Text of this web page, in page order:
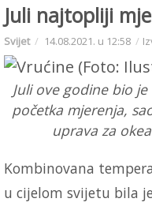
Juli najtopliji
Svijet 14.08.2021. u 12:58
Juli ove godine bio
početka mjerenja,
uprava za
Kombinovana
u cijelom svijetu bila